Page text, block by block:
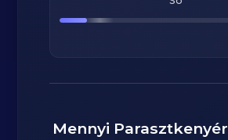
Mennyi Parasztkenyér